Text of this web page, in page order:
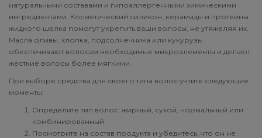
натуральными составами и гипоаллергенными химическими
ингредиентами. Косметический силикон, керамиды и протеины
жидкого шелка помогут укрепить ваши волосы, не утяжеляя их.
Масла оливы, хлопка, подсолнечника или кукурузы
обеспечивают волосам необходимые микроэлементы и делают
жесткие волосы более мягкими.
При выборе средства для своего типа волос учтите следующие
моменты:
Определите тип волос: жирный, сухой, нормальный или
комбинированный.
Посмотрите на состав продукта и убедитесь, что он не